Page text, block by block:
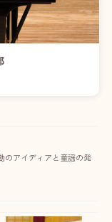
のアイディアと童謡の発